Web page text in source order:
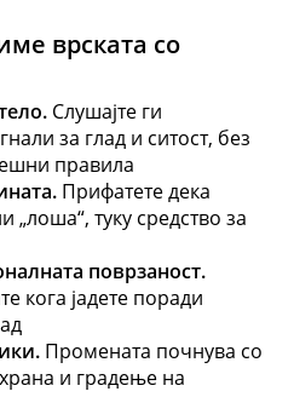
врската со
. Слушајте ги
за глад и ситост, без
правила
. Прифатете дека
„лоша“, туку средство за
поврзаност.
кога јадете поради
. Промената почнува со
и градење на